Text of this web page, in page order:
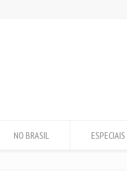
NO BRASIL ESPECIAIS